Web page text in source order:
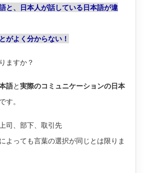
と、日本人が話している日本語が違
がよく分からない！
ますか？
語と実際のコミュニケーションの日本
す。
司、部下、取引先
よっても言葉の選択が同じとは限りま